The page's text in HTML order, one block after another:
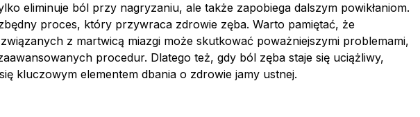
eliminuje ból przy nagryzaniu, ale także zapobiega dalszym powikłaniom.
proces, który przywraca zdrowie zęba. Warto pamiętać, że
z martwicą miazgi może skutkować poważniejszymi problemami,
procedur. Dlatego też, gdy ból zęba staje się uciążliwy,
kluczowym elementem dbania o zdrowie jamy ustnej.